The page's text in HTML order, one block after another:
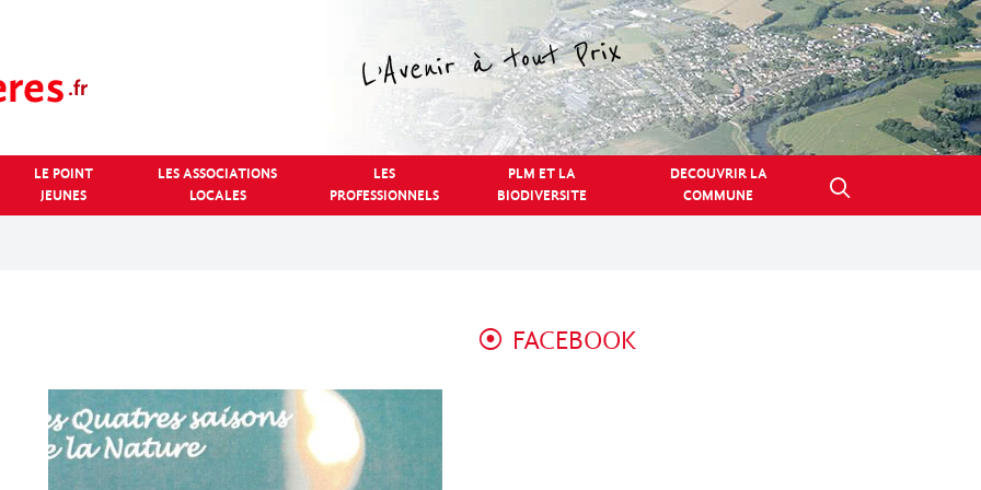
LE POINT
JEUNES
LES ASSOCIATIONS
LOCALES
LES
PROFESSIONNELS
PLM ET LA
BIODIVERSITE
DECOUVRIR LA
COMMUNE
FACEBOOK